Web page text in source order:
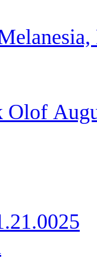
Olof